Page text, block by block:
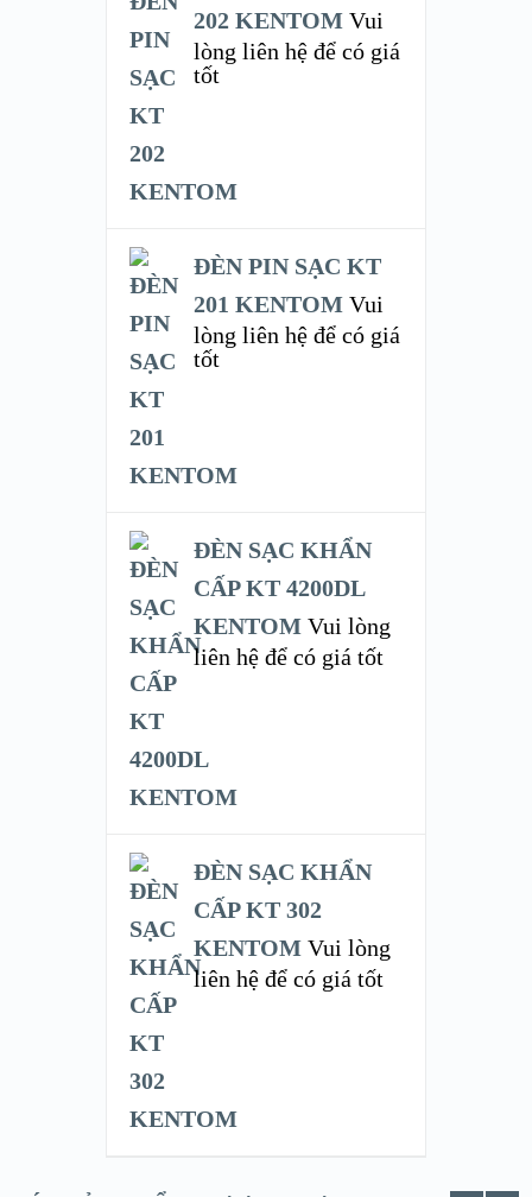
202 KENTOM Vui
lòng liên hệ để có giá
tốt
ĐÈN PIN SẠC KT
201 KENTOM Vui
lòng liên hệ để có giá
tốt
ĐÈN SẠC KHẨN
CẤP KT 4200DL
KENTOM Vui lòng
liên hệ để có giá tốt
ĐÈN SẠC KHẨN
CẤP KT 302
KENTOM Vui lòng
liên hệ để có giá tốt